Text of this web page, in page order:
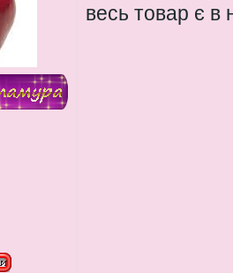
весь товар є в